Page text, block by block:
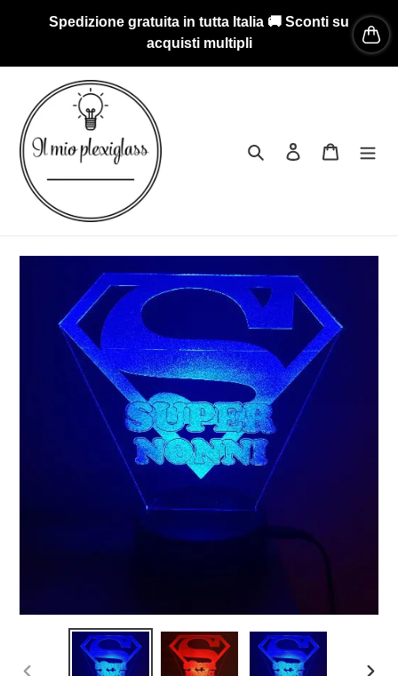
direttamente
contenuti
Spedizione gratuita in tutta Italia 🚚 Sconti su
acquisti multipli
Cerca Accedi Carrello